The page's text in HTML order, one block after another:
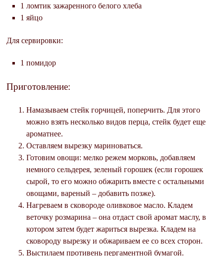
1 ломтик зажаренного белого хлеба
1 яйцо
Для сервировки:
1 помидор
Приготовление:
Намазываем стейк горчицей, поперчить. Для этого
можно взять несколько видов перца, стейк будет еще
ароматнее.
Оставляем вырезку мариноваться.
Готовим овощи: мелко режем морковь, добавляем
немного сельдерея, зеленый горошек (если горошек
сырой, то его можно обжарить вместе с остальными
овощами, вареный – добавить позже).
Нагреваем в сковороде оливковое масло. Кладем
веточку розмарина – она отдаст свой аромат маслу, в
котором затем будет жариться вырезка. Кладем на
сковороду вырезку и обжариваем ее со всех сторон.
Выстилаем противень пергаментной бумагой.